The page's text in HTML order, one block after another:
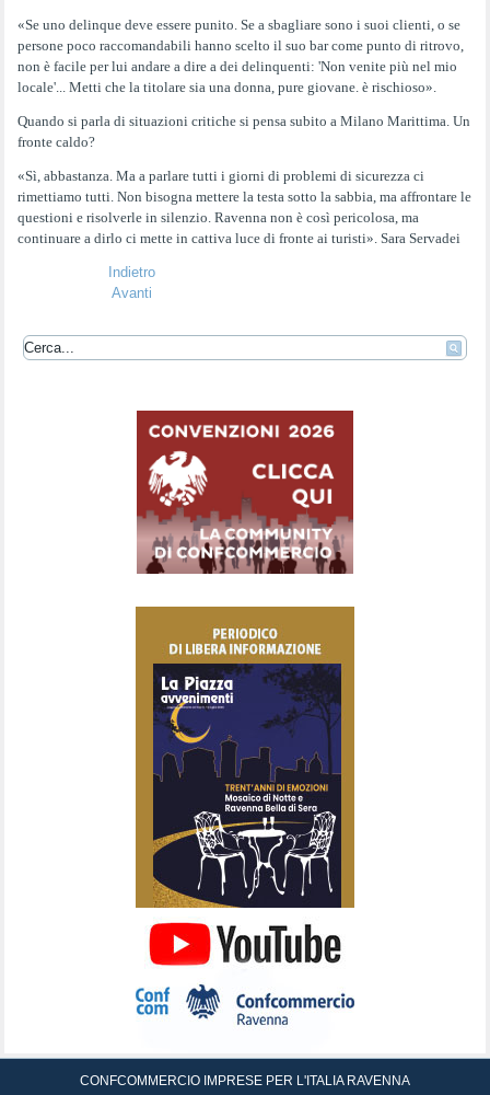
«Se uno delinque deve essere punito. Se a sbagliare sono i suoi clienti, o se
persone poco raccomandabili hanno scelto il suo bar come punto di ritrovo,
non è facile per lui andare a dire a dei delinquenti: 'Non venite più nel mio
locale'... Metti che la titolare sia una donna, pure giovane. è rischioso».
Quando si parla di situazioni critiche si pensa subito a Milano Marittima. Un
fronte caldo?
«Sì, abbastanza. Ma a parlare tutti i giorni di problemi di sicurezza ci
rimettiamo tutti. Non bisogna mettere la testa sotto la sabbia, ma affrontare le
questioni e risolverle in silenzio. Ravenna non è così pericolosa, ma
continuare a dirlo ci mette in cattiva luce di fronte ai turisti». Sara Servadei
Indietro
Avanti
CONFCOMMERCIO IMPRESE PER L'ITALIA RAVENNA